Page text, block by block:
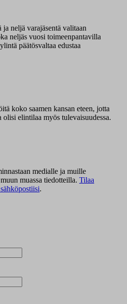
ja neljä varajäsentä valitaan
neljäs vuosi toimeenpantavilla
päätösvaltaa edustaa
koko saamen kansan eteen, jotta
elintilaa myös tulevaisuudessa.
medialle ja muille
muassa tiedotteilla. Tilaa
.